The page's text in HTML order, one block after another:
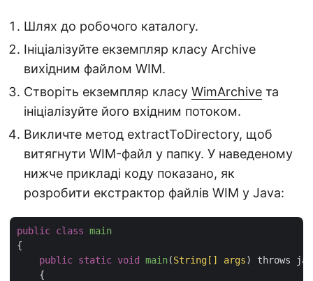
Шлях до робочого каталогу.
Ініціалізуйте екземпляр класу Archive
вихідним файлом WIM.
Створіть екземпляр класу WimArchive та
ініціалізуйте його вхідним потоком.
Викличте метод extractToDirectory, щоб
витягнути WIM-файл у папку. У наведеному
нижче прикладі коду показано, як
розробити екстрактор файлів WIM у Java:
public class main
{
public static void main(String[] args) throws
    {